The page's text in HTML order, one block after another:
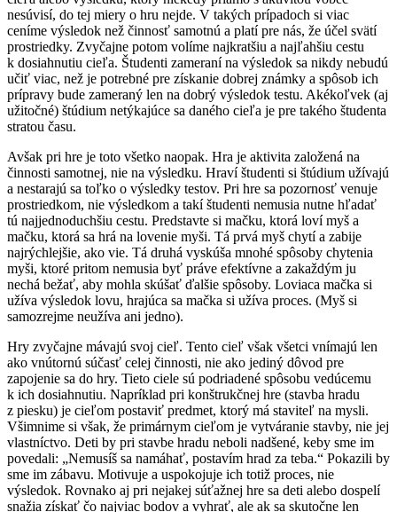
nesúvisí, do tej miery o hru nejde. V takých prípadoch si viac
ceníme výsledok než činnosť samotnú a platí pre nás, že účel svätí
prostriedky. Zvyčajne potom volíme najkratšiu a najľahšiu cestu
k dosiahnutiu cieľa. Študenti zameraní na výsledok sa nikdy nebudú
učiť viac, než je potrebné pre získanie dobrej známky a spôsob ich
prípravy bude zameraný len na dobrý výsledok testu. Akékoľvek (aj
užitočné) štúdium netýkajúce sa daného cieľa je pre takého študenta
stratou času.
Avšak pri hre je toto všetko naopak. Hra je aktivita založená na
činnosti samotnej, nie na výsledku. Hraví študenti si štúdium užívajú
a nestarajú sa toľko o výsledky testov. Pri hre sa pozornosť venuje
prostriedkom, nie výsledkom a takí študenti nemusia nutne hľadať
tú najjednoduchšiu cestu. Predstavte si mačku, ktorá loví myš a
mačku, ktorá sa hrá na lovenie myši. Tá prvá myš chytí a zabije
najrýchlejšie, ako vie. Tá druhá vyskúša mnohé spôsoby chytenia
myši, ktoré pritom nemusia byť práve efektívne a zakaždým ju
nechá bežať, aby mohla skúšať ďalšie spôsoby. Loviaca mačka si
užíva výsledok lovu, hrajúca sa mačka si užíva proces. (Myš si
samozrejme neužíva ani jedno).
Hry zvyčajne mávajú svoj cieľ. Tento cieľ však všetci vnímajú len
ako vnútornú súčasť celej činnosti, nie ako jediný dôvod pre
zapojenie sa do hry. Tieto ciele sú podriadené spôsobu vedúcemu
k ich dosiahnutiu. Napríklad pri konštrukčnej hre (stavba hradu
z piesku) je cieľom postaviť predmet, ktorý má staviteľ na mysli.
Všimnime si však, že primárnym cieľom je vytváranie stavby, nie jej
vlastníctvo. Deti by pri stavbe hradu neboli nadšené, keby sme im
povedali: „Nemusíš sa namáhať, postavím hrad za teba.“ Pokazili by
sme im zábavu. Motivuje a uspokojuje ich totiž proces, nie
výsledok. Rovnako aj pri nejakej súťažnej hre sa deti alebo dospelí
snažia získať čo najviac bodov a vyhrať, ale ak sa skutočne len